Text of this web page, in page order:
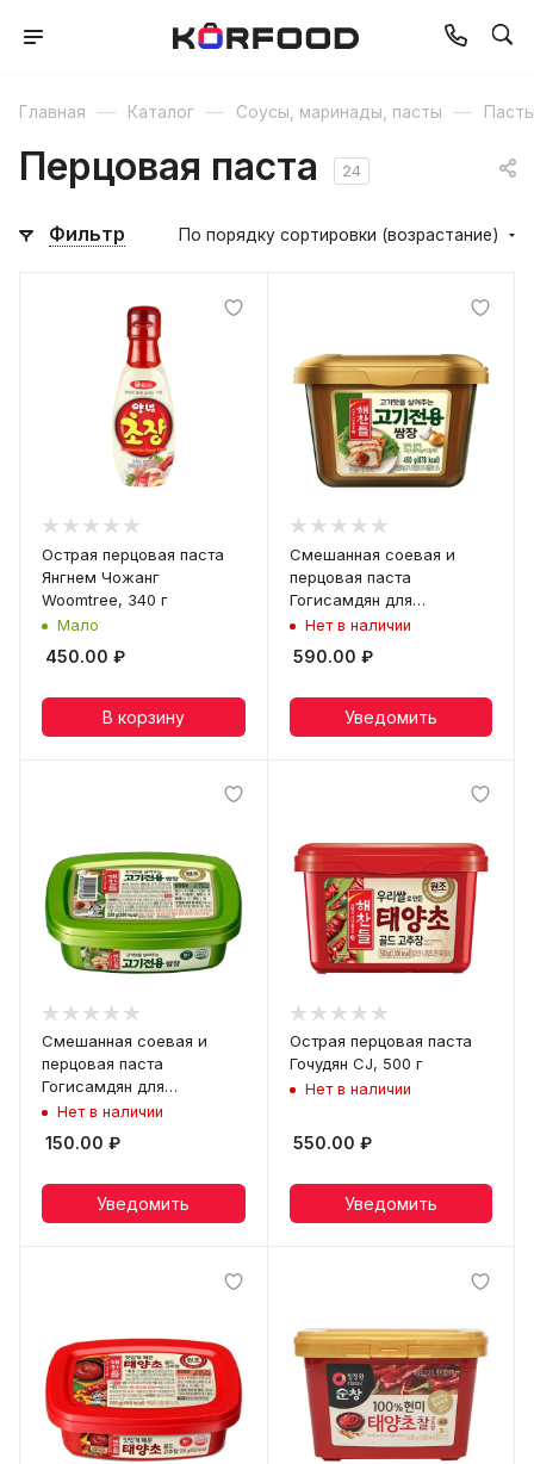
Главная — Каталог — Соусы, маринады, пасты —
Перцовая паста 24
Фильтр По порядку сортировки (возрастание)
Острая перцовая паста
Янгнем Чожанг
Woomtree, 340 г
Мало
450.00 ₽
В корзину
Смешанная соевая и
перцовая паста
Гогисамдян для
жареного мяса CJ, 450 г
Нет в наличии
590.00 ₽
Уведомить
Смешанная соевая и
перцовая паста
Гогисамдян для
жареного мяса CJ, 200 г
Нет в наличии
150.00 ₽
Уведомить
Острая перцовая паста
Гочудян CJ, 500 г
Нет в наличии
550.00 ₽
Уведомить